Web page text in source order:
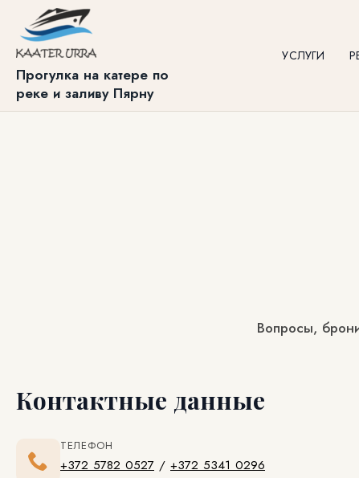
Прогулка на катере по
реке и заливу Пярну
УСЛУГИ
Вопросы,
Контактные данные
ТЕЛЕФОН
+372 5782 0527 / +372 5341 0296